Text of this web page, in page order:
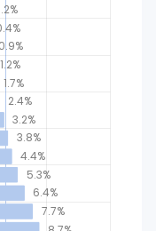
0.9%
1.2%
1.7%
2.4%
3.2%
3.8%
4.4%
5.3%
6.4%
7.7%